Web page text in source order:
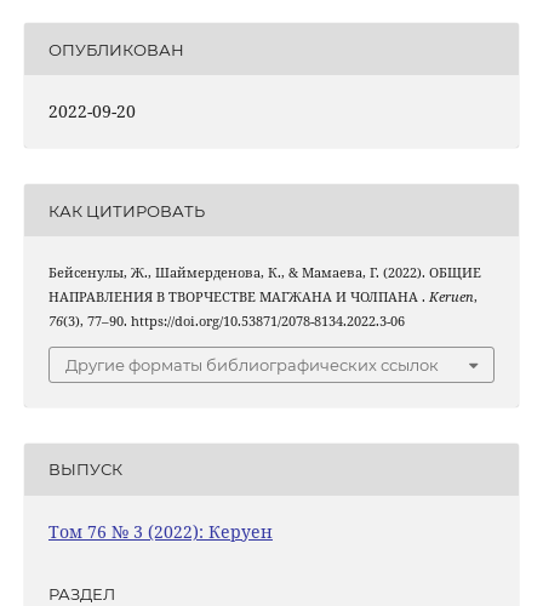
ОПУБЛИКОВАН
2022-09-20
КАК ЦИТИРОВАТЬ
Бейсенулы, Ж., Шаймерденова, К., & Мамаева, Г. (2022). ОБЩИЕ
НАПРАВЛЕНИЯ В ТВОРЧЕСТВЕ МАГЖАНА И ЧОЛПАНА . Keruen,
76(3), 77–90. https://doi.org/10.53871/2078-8134.2022.3-06
Другие форматы библиографических ссылок
ВЫПУСК
Том 76 № 3 (2022): Керуен
РАЗДЕЛ